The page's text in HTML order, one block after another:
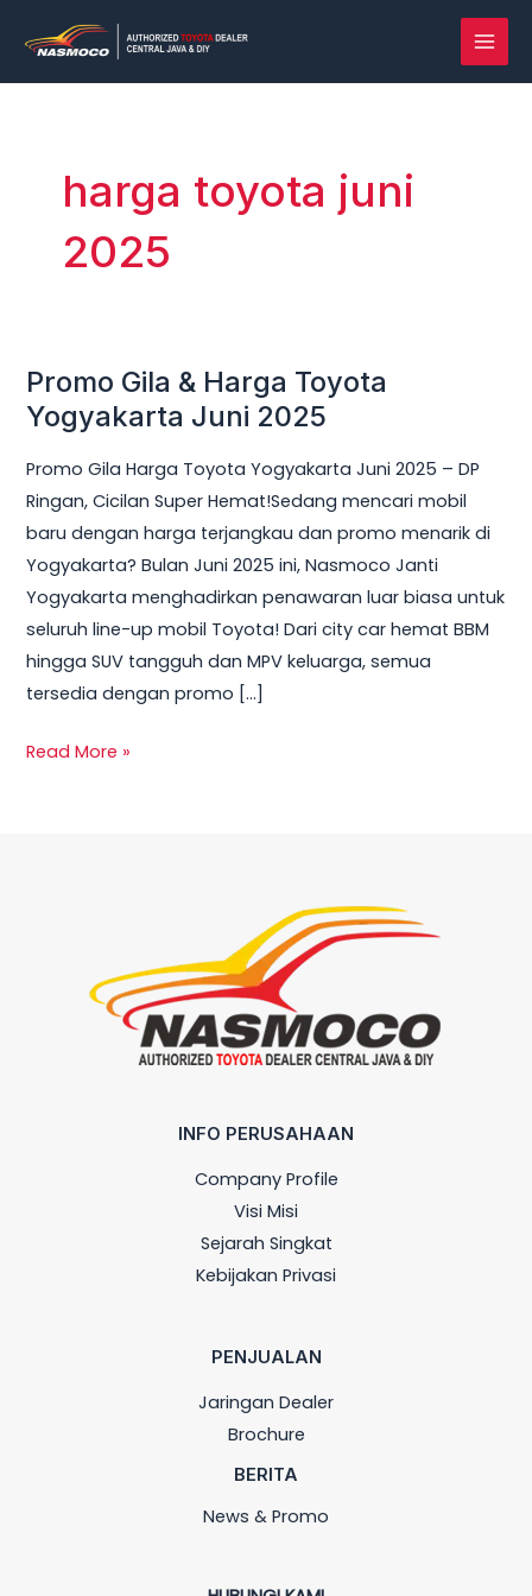
konten
harga toyota juni
2025
Promo Gila & Harga Toyota
Yogyakarta Juni 2025
Promo Gila Harga Toyota Yogyakarta Juni 2025 – DP
Ringan, Cicilan Super Hemat!Sedang mencari mobil
baru dengan harga terjangkau dan promo menarik di
Yogyakarta? Bulan Juni 2025 ini, Nasmoco Janti
Yogyakarta menghadirkan penawaran luar biasa untuk
seluruh line-up mobil Toyota! Dari city car hemat BBM
hingga SUV tangguh dan MPV keluarga, semua
tersedia dengan promo […]
Promo
Gila
Harga
Toyota
Yogyakarta
Juni
2025
Read More »
INFO PERUSAHAAN
Company Profile
Visi Misi
Sejarah Singkat
Kebijakan Privasi
PENJUALAN
Jaringan Dealer
Brochure
BERITA
News & Promo